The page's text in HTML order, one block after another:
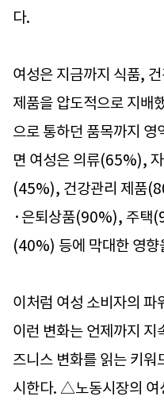
다.
여성은 지금까지 식품,
제품을 압도적으로 지배
으로 통하던 품목까지 영
면 여성은 의류(65%),
(45%), 건강관리 제품
·은퇴상품(90%), 주택
(40%) 등에 막대한 영향
이처럼 여성 소비자의 파
이런 변화는 언제까지 지
즈니스 변화를 읽는 키워
시한다. △노동시장의